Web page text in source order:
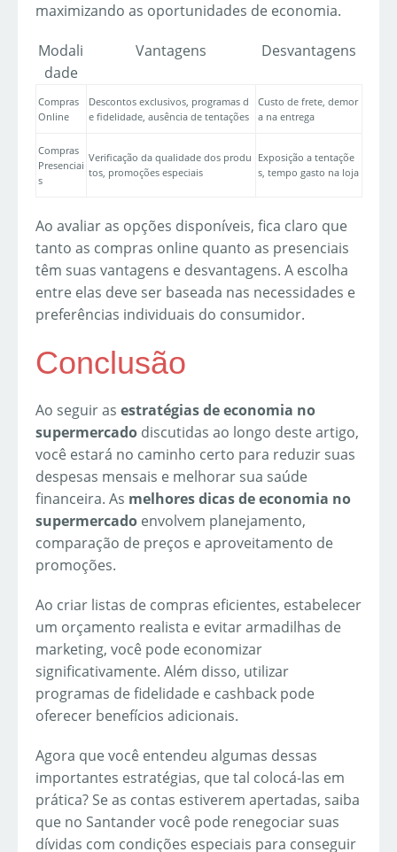
maximizando as oportunidades de economia.
Modali
dade
Vantagens Desvantagens
Compras
Online
Descontos exclusivos, programas d
e fidelidade, ausência de tentações
Custo de frete, demor
a na entrega
Compras
Presenciai
s
Verificação da qualidade dos produ
tos, promoções especiais
Exposição a tentaçõe
s, tempo gasto na loja
Ao avaliar as opções disponíveis, fica claro que
tanto as compras online quanto as presenciais
têm suas vantagens e desvantagens. A escolha
entre elas deve ser baseada nas necessidades e
preferências individuais do consumidor.
Conclusão
Ao seguir as estratégias de economia no
supermercado discutidas ao longo deste artigo,
você estará no caminho certo para reduzir suas
despesas mensais e melhorar sua saúde
financeira. As melhores dicas de economia no
supermercado envolvem planejamento,
comparação de preços e aproveitamento de
promoções.
Ao criar listas de compras eficientes, estabelecer
um orçamento realista e evitar armadilhas de
marketing, você pode economizar
significativamente. Além disso, utilizar
programas de fidelidade e cashback pode
oferecer benefícios adicionais.
Agora que você entendeu algumas dessas
importantes estratégias, que tal colocá-las em
prática? Se as contas estiverem apertadas, saiba
que no Santander você pode renegociar suas
dívidas com condições especiais para conseguir